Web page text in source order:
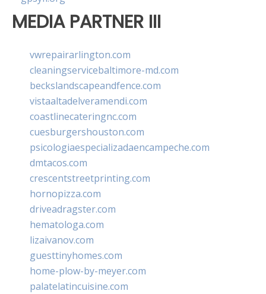
MEDIA PARTNER III
vwrepairarlington.com
cleaningservicebaltimore-md.com
beckslandscapeandfence.com
vistaaltadelveramendi.com
coastlinecateringnc.com
cuesburgershouston.com
psicologiaespecializadaencampeche.com
dmtacos.com
crescentstreetprinting.com
hornopizza.com
driveadragster.com
hematologa.com
lizaivanov.com
guesttinyhomes.com
home-plow-by-meyer.com
palatelatincuisine.com